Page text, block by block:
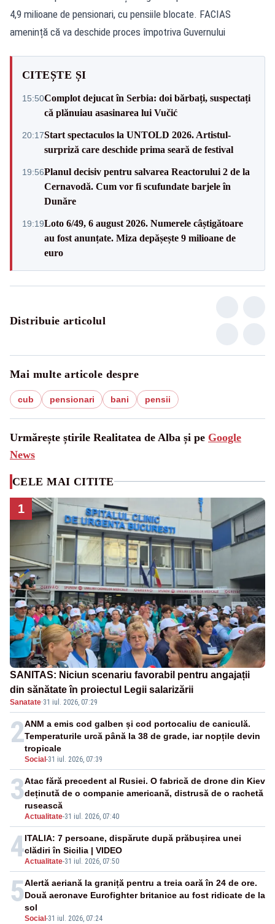
4,9 milioane de pensionari, cu pensiile blocate. FACIAS
amenință că va deschide proces împotriva Guvernului
CITEȘTE ȘI
15:50Complot dejucat în Serbia: doi bărbați, suspectați
că plănuiau asasinarea lui Vučić
20:17Start spectaculos la UNTOLD 2026. Artistul-
surpriză care deschide prima seară de festival
19:56Planul decisiv pentru salvarea Reactorului 2 de la
Cernavodă. Cum vor fi scufundate barjele în
Dunăre
19:19Loto 6/49, 6 august 2026. Numerele câștigătoare
au fost anunțate. Miza depășește 9 milioane de
euro
Distribuie articolul
Mai multe articole despre
cub pensionari bani pensii
Urmărește știrile Realitatea de Alba și pe Google
News
CELE MAI CITITE
1
SANITAS: Niciun scenariu favorabil pentru angajații
din sănătate în proiectul Legii salarizării
Sanatate·31 iul. 2026, 07:29
2
Social -31 iul. 2026, 07:39
ANM a emis cod galben și cod portocaliu de caniculă.
Temperaturile urcă până la 38 de grade, iar nopțile devin
tropicale
3
Actualitate-31 iul. 2026, 07:40
Atac fără precedent al Rusiei. O fabrică de drone din Kiev
deținută de o companie americană, distrusă de o rachetă
rusească
4Actualitate-31 iul. 2026, 07:50
ITALIA: 7 persoane, dispărute după prăbușirea unei
clădiri în Sicilia | VIDEO
5
Social -31 iul. 2026, 07:24
Alertă aeriană la graniță pentru a treia oară în 24 de ore.
Două aeronave Eurofighter britanice au fost ridicate de la
sol